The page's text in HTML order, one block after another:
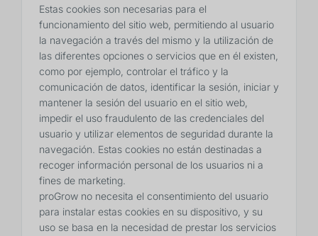
Estas cookies son necesarias para el
funcionamiento del sitio web, permitiendo al usuario
la navegación a través del mismo y la utilización de
las diferentes opciones o servicios que en él existen,
como por ejemplo, controlar el tráfico y la
comunicación de datos, identificar la sesión, iniciar y
mantener la sesión del usuario en el sitio web,
impedir el uso fraudulento de las credenciales del
usuario y utilizar elementos de seguridad durante la
navegación. Estas cookies no están destinadas a
recoger información personal de los usuarios ni a
fines de marketing.
proGrow no necesita el consentimiento del usuario
para instalar estas cookies en su dispositivo, y su
uso se basa en la necesidad de prestar los servicios